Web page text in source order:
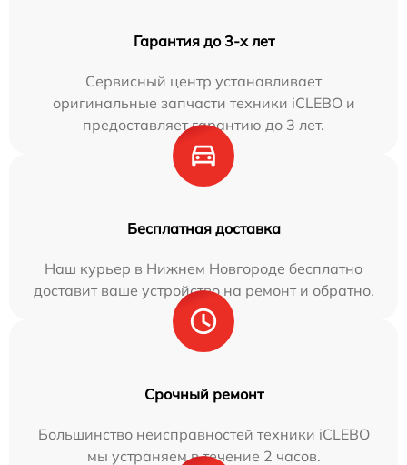
Гарантия до 3-х лет
Сервисный центр устанавливает
оригинальные запчасти техники iCLEBO и
предоставляет гарантию до 3 лет.
Бесплатная доставка
Наш курьер в Нижнем Новгороде бесплатно
доставит ваше устройство на ремонт и обратно.
Срочный ремонт
Большинство неисправностей техники iCLEBO
мы устраняем в течение 2 часов.